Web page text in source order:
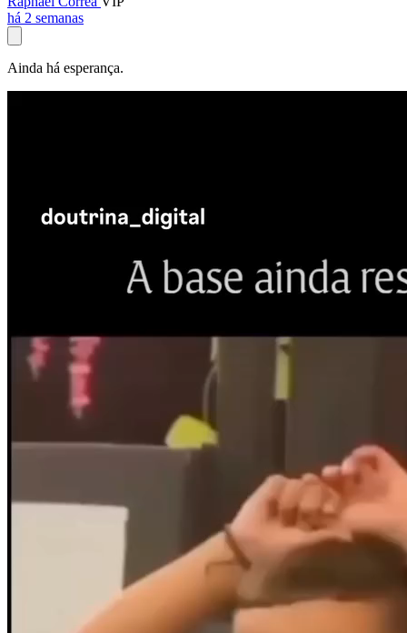
há 2 semanas
Ainda há esperança.